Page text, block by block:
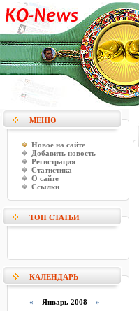
МЕНЮ
Новое на сайте
Добавить новость
Регистрация
Статистика
О сайте
Ссылки
ТОП СТАТЬИ
КАЛЕНДАРЬ
« Январь 2008»